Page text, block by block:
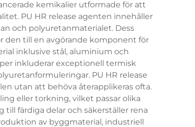
kemikalier utformade för att
PU HR release agenten innehåller
och polyuretanmaterialet. Dess
den till en avgörande komponent för
inklusive stål, aluminium och
inkluderar exceptionell termisk
PU HR release
utan att behöva återapplikeras ofta.
eller torkning, vilket passar olika
färdiga delar och säkerställer rena
av byggmaterial, industriell